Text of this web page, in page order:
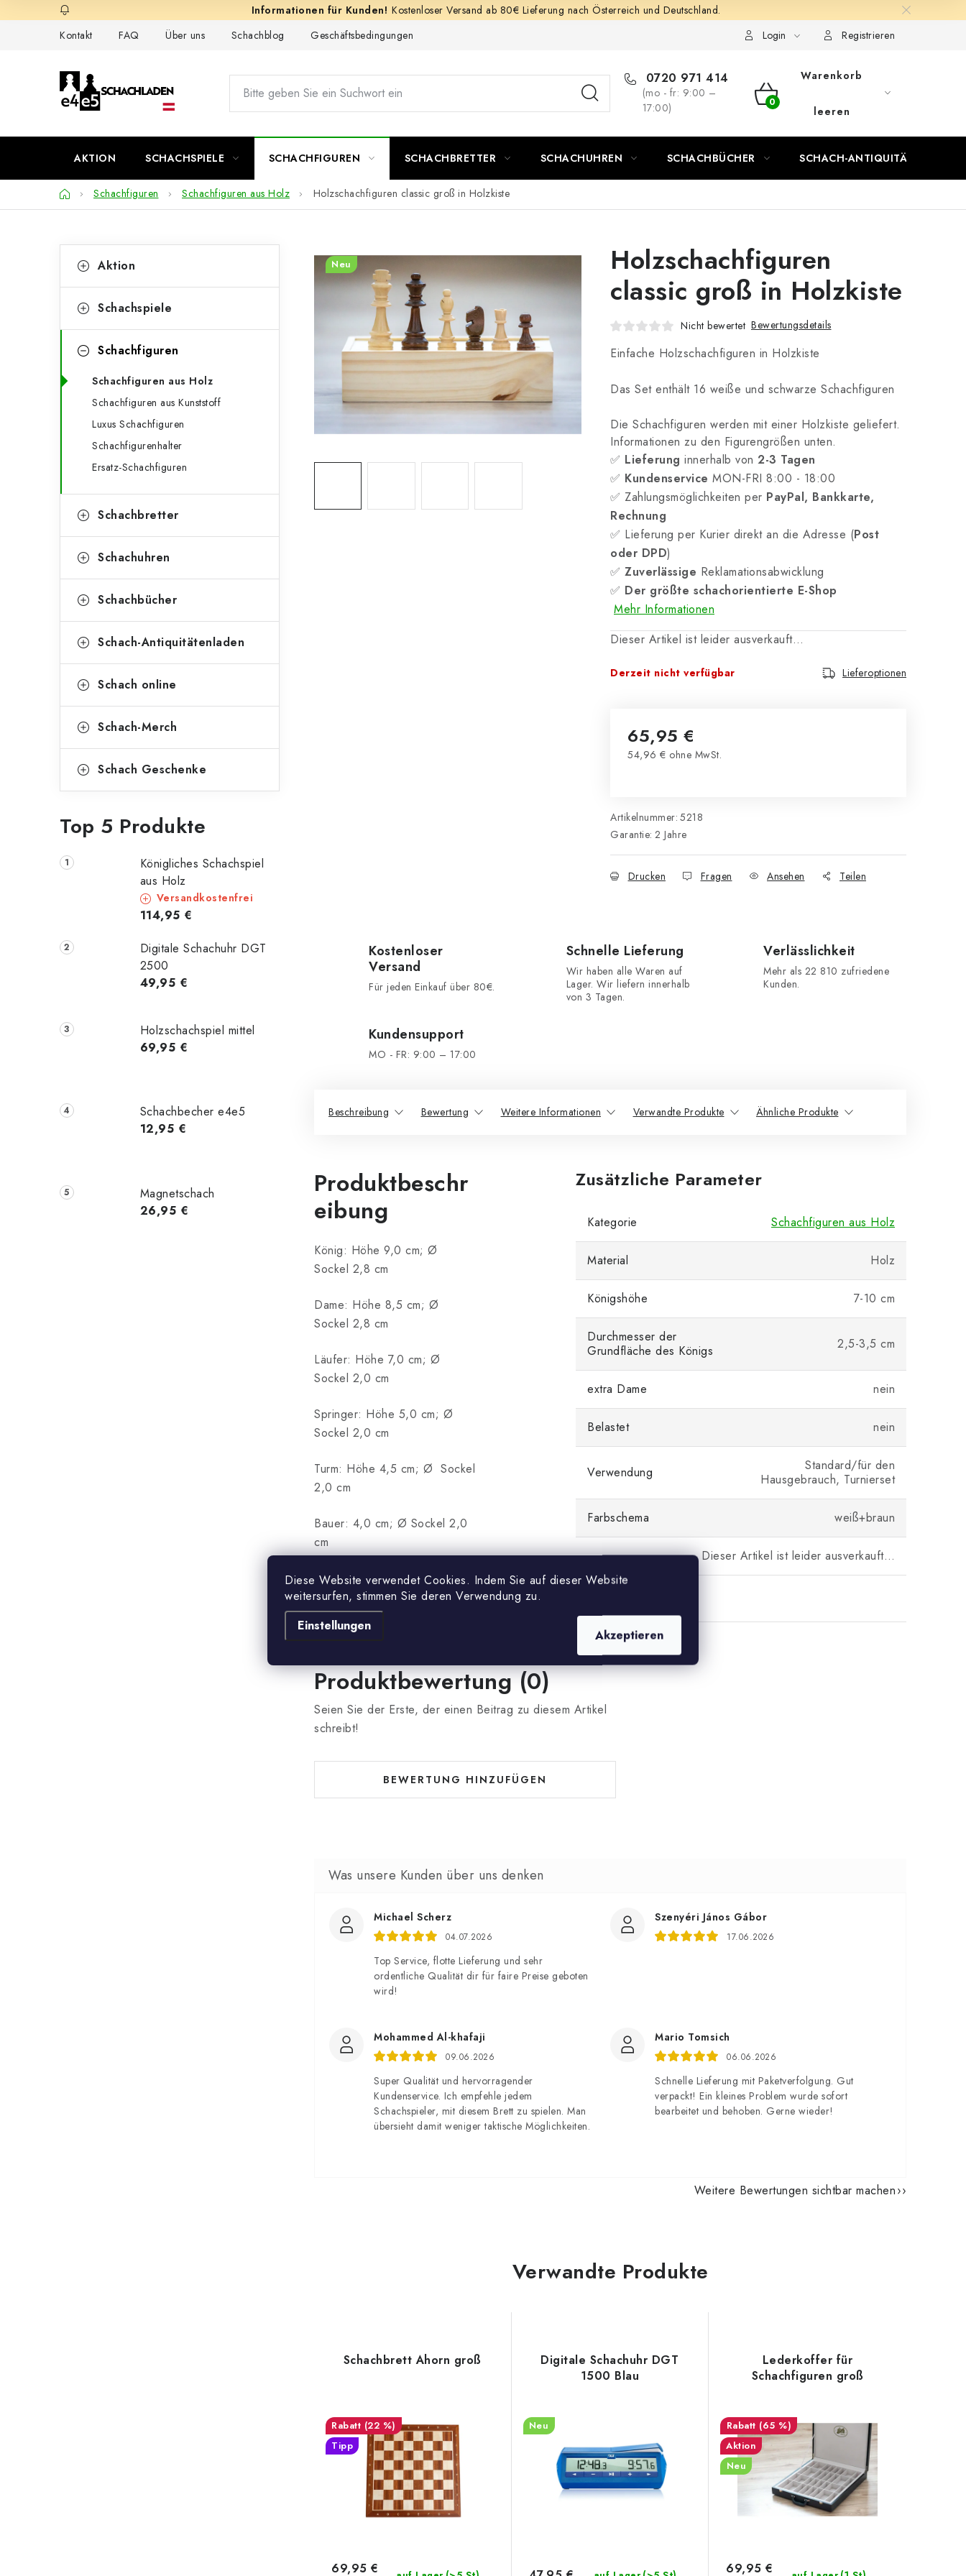
Diese Website verwendet Cookies. Indem Sie auf dieser Website
weitersurfen, stimmen Sie deren Verwendung zu.
Einstellungen
Akzeptieren
Inhalt
Kostenloser Versand ab 80€ Lieferung nach Österreich und Deutschland.
Kontakt
FAQ Über uns Schachblog Geschäftsbedingungen Login Registrieren
0720 971 414
(mo - fr: 9:00 –
17:00)
WARENKORB
Warenkorb
leeren
AKTION SCHACHSPIELE SCHACHFIGUREN SCHACHBRETTER SCHACHUHREN SCHACHBÜCHER SCHACH-ANTIQUITÄTENLADEN
StartseiteSchachfiguren Schachfiguren aus Holz Holzschachfiguren classic groß in Holzkiste
e
t
e
n
s
t
überspringen
a
e
o
Aktion
Schachspiele
Schachfiguren
Schachfiguren aus Holz
Schachfiguren aus Kunststoff
Luxus Schachfiguren
Schachfigurenhalter
Ersatz-Schachfiguren
Schachbretter
Schachuhren
Schachbücher
Schach-Antiquitätenladen
Schach online
Schach-Merch
Schach Geschenke
Top 5 Produkte
Königliches Schachspiel
aus Holz
Versandkostenfrei
114,95 €
Digitale Schachuhr DGT
2500
49,95 €
Holzschachspiel mittel
69,95 €
Schachbecher e4e5
12,95 €
Magnetschach
26,95 €
Holzschachfiguren
classic groß in Holzkiste
Nicht bewertet Bewertungsdetails
Einfache Holzschachfiguren in Holzkiste
Das Set enthält 16 weiße und schwarze Schachfiguren
Die Schachfiguren werden mit einer Holzkiste geliefert.
Informationen zu den Figurengrößen unten.
✅ Lieferung innerhalb von 2-3 Tagen
✅ Kundenservice MON-FRI 8:00 - 18:00
✅ Zahlungsmöglichkeiten per PayPal, Bankkarte,
Rechnung
✅ Lieferung per Kurier direkt an die Adresse (Post
oder DPD)
✅ Zuverlässige Reklamationsabwicklung
✅ Der größte schachorientierte E-Shop
Mehr Informationen
Dieser Artikel ist leider ausverkauft…
Derzeit nicht verfügbar Lieferoptionen
65,95 €
54,96 € ohne MwSt.
Artikelnummer: 5218
Garantie: 2 Jahre
Drucken Fragen Ansehen Teilen
Neu
Kostenloser
Versand
Für jeden Einkauf über 80€.
Schnelle Lieferung
Wir haben alle Waren auf
Lager. Wir liefern innerhalb
von 3 Tagen.
Verlässlichkeit
Mehr als 22 810 zufriedene
Kunden.
Kundensupport
MO - FR: 9:00 – 17:00
Beschreibung Bewertung Weitere Informationen Verwandte Produkte Ähnliche Produkte
Produktbeschr
eibung
König: Höhe 9,0 cm; Ø
Sockel 2,8 cm
Dame: Höhe 8,5 cm; Ø
Sockel 2,8 cm
Läufer: Höhe 7,0 cm; Ø
Sockel 2,0 cm
Springer: Höhe 5,0 cm; Ø
Sockel 2,0 cm
Turm: Höhe 4,5 cm; Ø Sockel
2,0 cm
Bauer: 4,0 cm; Ø Sockel 2,0
cm
Zusätzliche Parameter
Kategorie Schachfiguren aus Holz
Material Holz
Königshöhe 7-10 cm
Durchmesser der
Grundfläche des Königs
2,5-3,5 cm
extra Dame nein
Belastet nein
Verwendung
Standard/für den
Hausgebrauch, Turnierset
Farbschema weiß+braun
Dieser Artikel ist leider ausverkauft…
Produktbewertung (0)
Seien Sie der Erste, der einen Beitrag zu diesem Artikel
schreibt!
BEWERTUNG HINZUFÜGEN
Michael Scherz
04.07.2026
Top Service, flotte Lieferung und sehr
ordentliche Qualität dir für faire Preise geboten
wird!
Szenyéri János Gábor
17.06.2026
Mohammed Al-khafaji
09.06.2026
Super Qualität und hervorragender
Kundenservice. Ich empfehle jedem
Schachspieler, mit diesem Brett zu spielen. Man
übersieht damit weniger taktische Möglichkeiten.
Mario Tomsich
06.06.2026
Schnelle Lieferung mit Paketverfolgung. Gut
verpackt! Ein kleines Problem wurde sofort
bearbeitet und behoben. Gerne wieder!
Weitere Bewertungen sichtbar machen
Verwandte Produkte
Schachbrett Ahorn groß
(22 %)
Tipp
69,95 €
Digitale Schachuhr DGT
1500 Blau
Neu
Lederkoffer für
Schachfiguren groß
(65 %)
Aktion
Neu
69,95 €